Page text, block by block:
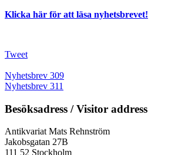
Klicka här för att läsa nyhetsbrevet!
Tweet
Nyhetsbrev 309
Nyhetsbrev 311
Besöksadress / Visitor address
Antikvariat Mats Rehnström
Jakobsgatan 27B
111 52 Stockholm